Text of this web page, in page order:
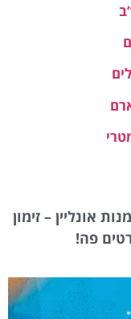
אונליין – זימון
פה!